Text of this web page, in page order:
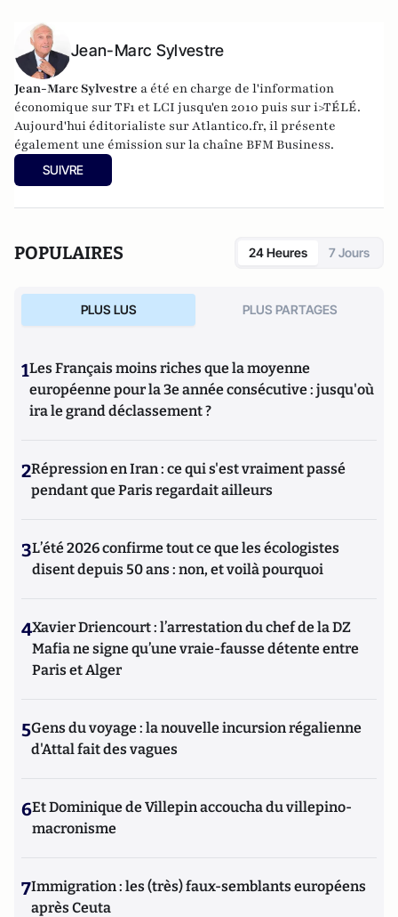
Jean-Marc Sylvestre
Jean-Marc Sylvestre a été en charge de l'information
économique sur TF1 et LCI jusqu'en 2010 puis sur i>TÉLÉ.
Aujourd'hui éditorialiste sur Atlantico.fr, il présente
également une émission sur la chaîne BFM Business.
SUIVRE
POPULAIRES 24 Heures 7 Jours
PLUS LUS PLUS PARTAGES
1Les Français moins riches que la moyenne
européenne pour la 3e année consécutive : jusqu'où
ira le grand déclassement ?
2Répression en Iran : ce qui s'est vraiment passé
pendant que Paris regardait ailleurs
3L’été 2026 confirme tout ce que les écologistes
disent depuis 50 ans : non, et voilà pourquoi
4Xavier Driencourt : l’arrestation du chef de la DZ
Mafia ne signe qu’une vraie-fausse détente entre
Paris et Alger
5Gens du voyage : la nouvelle incursion régalienne
d'Attal fait des vagues
6Et Dominique de Villepin accoucha du villepino-
macronisme
7Immigration : les (très) faux-semblants européens
après Ceuta